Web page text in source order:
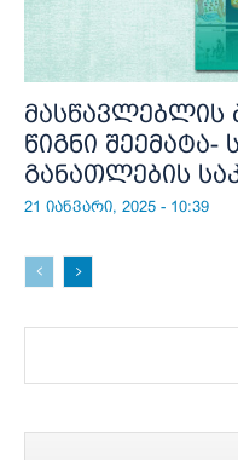
მასწავლებლის
წიგნი შეემატა-
განათლების
21 იანვარი, 2025 - 10:39